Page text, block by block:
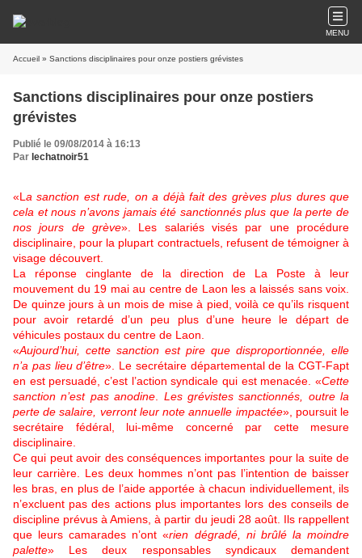
MENU
Accueil » Sanctions disciplinaires pour onze postiers grévistes
Sanctions disciplinaires pour onze postiers
grévistes
Publié le 09/08/2014 à 16:13
Par lechatnoir51
«L a sanction est rude, on a déjà fait des grèves plus dures que
cela et nous n’avons jamais été sanctionnés plus que la perte de
nos jours de grève». Les salariés visés par une procédure
disciplinaire, pour la plupart contractuels, refusent de témoigner à
visage découvert.
La réponse cinglante de la direction de La Poste à leur
mouvement du 19 mai au centre de Laon les a laissés sans voix.
De quinze jours à un mois de mise à pied, voilà ce qu’ils risquent
pour avoir retardé d’un peu plus d’une heure le départ de
véhicules postaux du centre de Laon.
«Aujourd’hui, cette sanction est pire que disproportionnée, elle
n’a pas lieu d’être». Le secrétaire départemental de la CGT-Fapt
en est persuadé, c’est l’action syndicale qui est menacée. «Cette
sanction n’est pas anodine
Les grévistes sanctionnés, outre la
perte de salaire, verront leur note annuelle impactée», poursuit le
secrétaire fédéral, lui-même concerné par cette mesure
disciplinaire.
Ce qui peut avoir des conséquences importantes pour la suite de
leur carrière. Les deux hommes n’ont pas l’intention de baisser
les bras, en plus de l’aide apportée à chacun individuellement, ils
n’excluent pas des actions plus importantes lors des conseils de
discipline prévus à Amiens, à partir du jeudi 28 août. Ils rappellent
que leurs camarades n’ont «rien dégradé, ni brûlé la moindre
palette» Les deux responsables syndicaux demandent